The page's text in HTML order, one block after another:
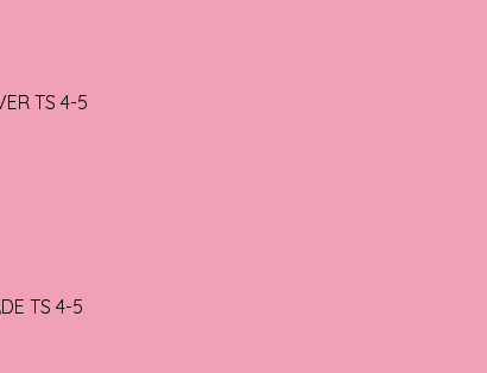
TS 4-5
TS 4-5